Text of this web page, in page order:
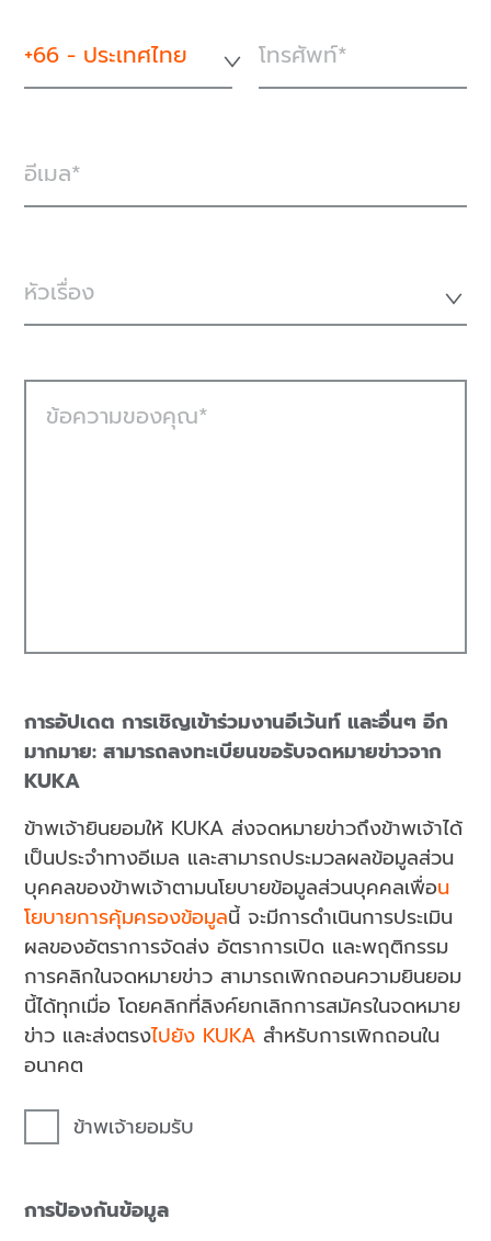
+66 - ประเทศไทย โทรศัพท์
อีเมล
หัวเรื่อง
ข้อความของคุณ
การอัปเดต การเชิญเข้าร่วมงานอีเว้นท์ และอื่นๆ อีก
มากมาย: สามารถลงทะเบียนขอรับจดหมายข่าวจาก
KUKA
ข้าพเจ้ายินยอมให้ KUKA ส่งจดหมายข่าวถึงข้าพเจ้าได้
เป็นประจำทางอีเมล และสามารถประมวลผลข้อมูลส่วน
บุคคลของข้าพเจ้าตามนโยบายข้อมูลส่วนบุคคลเพื่อน
โยบายการคุ้มครองข้อมูลนี้ จะมีการดำเนินการประเมิน
ผลของอัตราการจัดส่ง อัตราการเปิด และพฤติกรรม
การคลิกในจดหมายข่าว สามารถเพิกถอนความยินยอม
นี้ได้ทุกเมื่อ โดยคลิกที่ลิงค์ยกเลิกการสมัครในจดหมาย
ข่าว และส่งตรงไปยัง KUKA สำหรับการเพิกถอนใน
อนาคต
ข้าพเจ้ายอมรับ
การป้องกันข้อมูล